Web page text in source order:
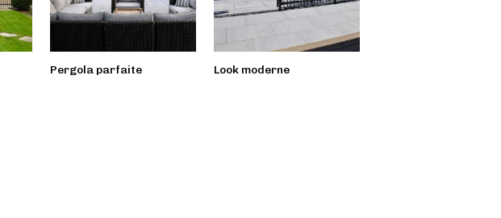
Pergola parfaite Look moderne